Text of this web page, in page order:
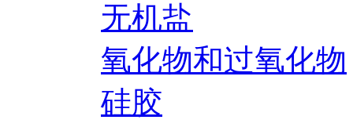
无机盐
氧化物和过氧化物
硅胶